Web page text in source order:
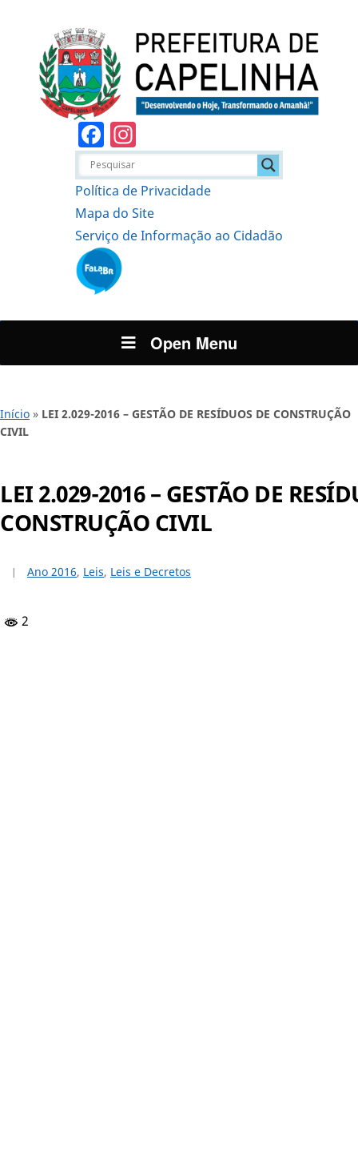
Facebook
Política de Privacidade
Mapa do Site
Serviço de Informação ao Cidadão
Open Menu
Início » LEI 2.029-2016 – GESTÃO DE RESÍDUOS DE CONSTRUÇÃO
CIVIL
LEI 2.029-2016 – GESTÃO DE
CONSTRUÇÃO CIVIL
Ano 2016, Leis, Leis e Decretos
2